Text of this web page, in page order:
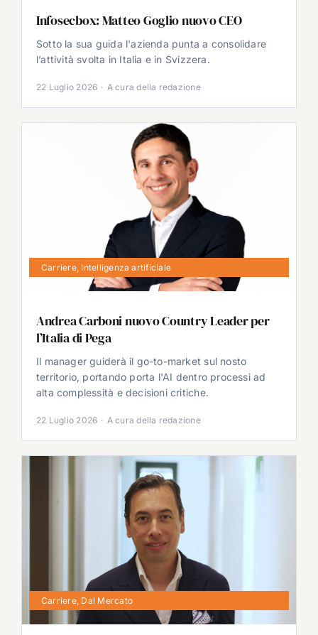
Infosecbox: Matteo Goglio nuovo CEO
Sotto la sua guida l'azienda punta a consolidare
l’attività svolta in Italia e in Svizzera.
22 Luglio 2026 · A cura della redazione
Carriere, Intelligenza artificiale
Andrea Carboni nuovo Country Leader per
l’Italia di Pega
Il manager guiderà il go-to-market sul nosto
territorio, portando porta l'AI dentro processi ad
alta complessità e decisioni critiche.
22 Luglio 2026 · A cura della redazione
Carriere, Dal Mercato